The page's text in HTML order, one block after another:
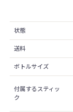
状態
送料
ボトルサイズ
付属するスティッ
ク